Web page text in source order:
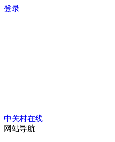
登录
中关村在线
网站导航